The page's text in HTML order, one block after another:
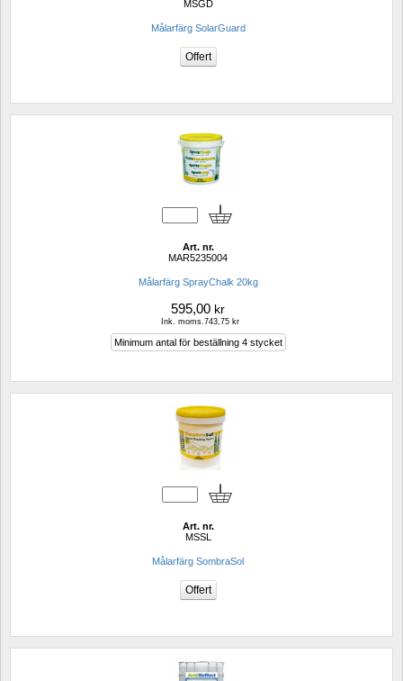
MSGD
Målarfärg SolarGuard
Art. nr.
MAR5235004
Målarfärg SprayChalk 20kg
595,00 kr
Ink. moms.743,75 kr
Minimum antal för beställning 4 stycket
Art. nr.
MSSL
Målarfärg SombraSol